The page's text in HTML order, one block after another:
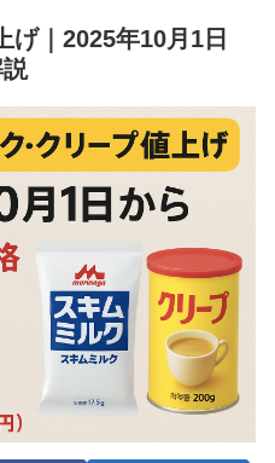
げ｜2025年10月1日